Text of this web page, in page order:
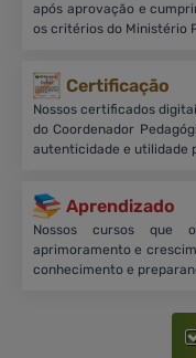
após aprovação e
os critérios do Ministério
Certificação
Nossos certificados
do Coordenador
autenticidade e utilidade
Aprendizado
Nossos cursos que
aprimoramento e
conhecimento e